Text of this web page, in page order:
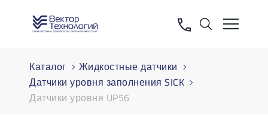
Каталог
Жидкостные датчики
Датчики уровня заполнения SICK
Датчики уровня UP56